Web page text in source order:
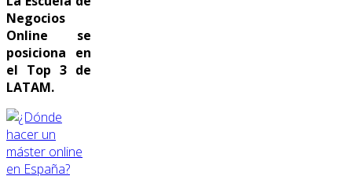
Negocios
Online se
posiciona en
el Top 3 de
LATAM.